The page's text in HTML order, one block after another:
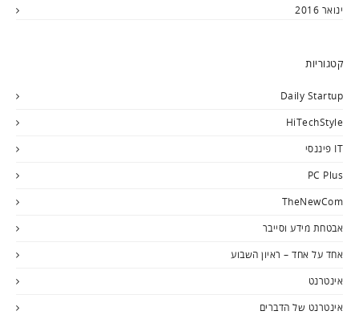
ינואר 2016
קטגוריות
Daily Startup
HiTechStyle
IT פיננסי
PC Plus
TheNewCom
אבטחת מידע וסייבר
אחד על אחד – ראיון השבוע
אינטרנט
אינטרנט של הדברים